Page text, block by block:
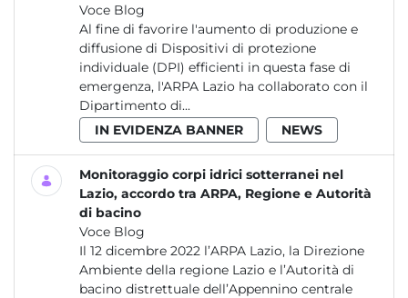
Voce Blog
Al fine di favorire l'aumento di produzione e
diffusione di Dispositivi di protezione
individuale (DPI) efficienti in questa fase di
emergenza, l'ARPA Lazio ha collaborato con il
Dipartimento di...
IN EVIDENZA BANNER
NEWS
Monitoraggio corpi idrici sotterranei nel
Lazio, accordo tra ARPA, Regione e Autorità
di bacino
Voce Blog
Il 12 dicembre 2022 l’ARPA Lazio, la Direzione
Ambiente della regione Lazio e l’Autorità di
bacino distrettuale dell’Appennino centrale